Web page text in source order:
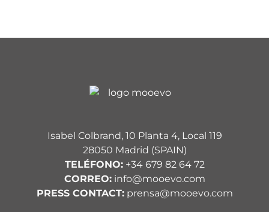
Isabel Colbrand, 10 Planta 4, Local 119
28050 Madrid (SPAIN)
TELÉFONO:+34 679 82 64 72
CORREO:info@mooevo.com
PRESS CONTACT:prensa@mooevo.com